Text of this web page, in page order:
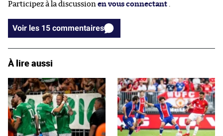
Participez à la discussion en vous connectant .
Voir les 15 commentaires
À lire aussi